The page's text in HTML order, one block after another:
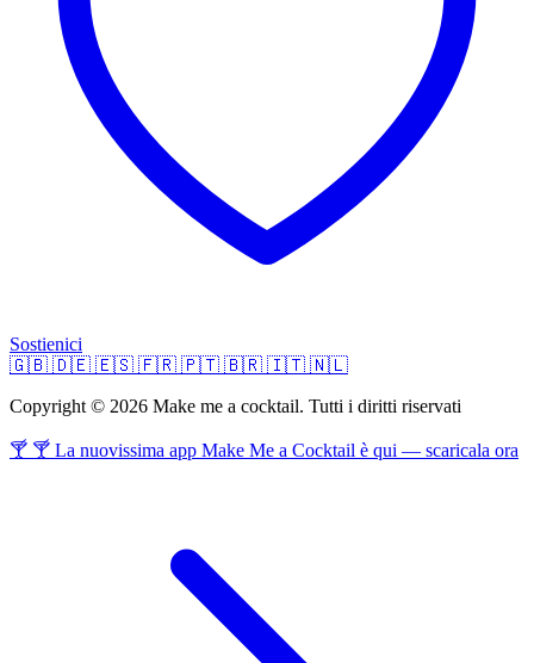
Sostienici
🇬🇧 🇩🇪 🇪🇸 🇫🇷 🇵🇹 🇧🇷 🇮🇹 🇳🇱
Copyright © 2026 Make me a cocktail. Tutti i diritti riservati
🍸 🍸 La nuovissima app Make Me a Cocktail è qui — scaricala ora